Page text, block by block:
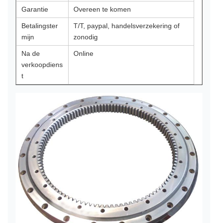
Garantie Overeen te komen
Betalingster
mijn
T/T, paypal, handelsverzekering of
zonodig
Na de
verkoopdiens
t
Online